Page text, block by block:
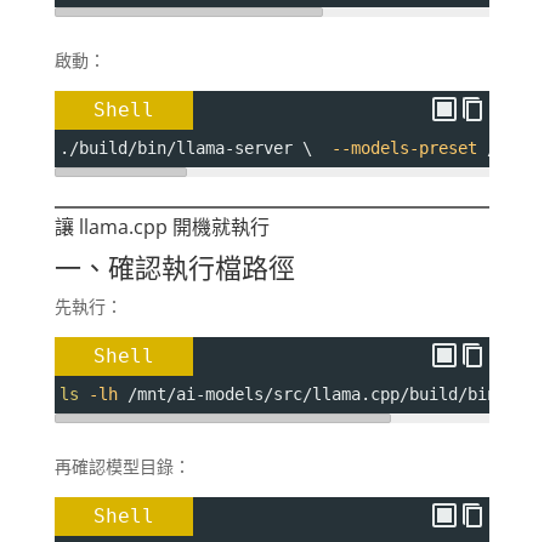
啟動：
Shell
./build/bin/llama-server \ --models-preset
讓 llama.cpp 開機就執行
一、確認執行檔路徑
先執行：
Shell
ls -lh /mnt/ai-models/src/llama.cpp/build/bin/
再確認模型目錄：
Shell